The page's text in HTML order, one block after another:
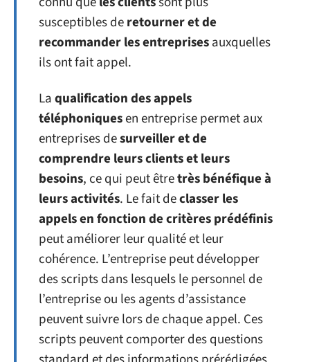
susceptibles deretourner et de
recommander les entreprisesauxquelles
ils ont fait appel.
Laqualification des appels
téléphoniquesen entreprise permet aux
entreprises desurveiller et de
comprendre leurs clients et leurs
besoins, ce qui peut êtretrès bénéfique à
leurs activités. Le fait declasser les
appels en fonction de critères prédéfinis
peut améliorer leur qualité et leur
cohérence. L’entreprise peut développer
des scripts dans lesquels le personnel de
l’entreprise ou les agents d’assistance
peuvent suivre lors de chaque appel. Ces
scripts peuvent comporter des questions